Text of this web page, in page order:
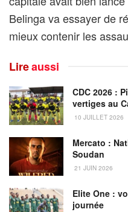
Belinga va essayer de
mieux contenir les
Lireaussi
CDC 2026 :
vertiges au
10 JUILLET 2026
Mercato :
Soudan
21 JUIN 2026
Elite One :
journée